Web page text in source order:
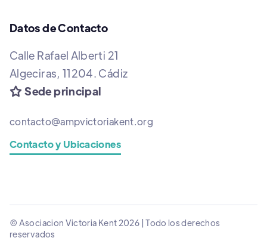
Datos de Contacto
Calle Rafael Alberti 21
Algeciras, 11204. Cádiz
 Sede principal
contacto@ampvictoriakent.org
Contacto y Ubicaciones
© Asociacion Victoria Kent 2026 | Todo los derechos
reservados